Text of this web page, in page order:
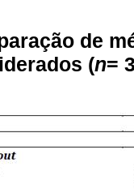
de
(n=